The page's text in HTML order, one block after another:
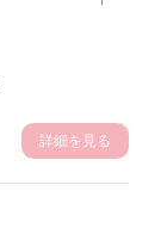
詳細を見る